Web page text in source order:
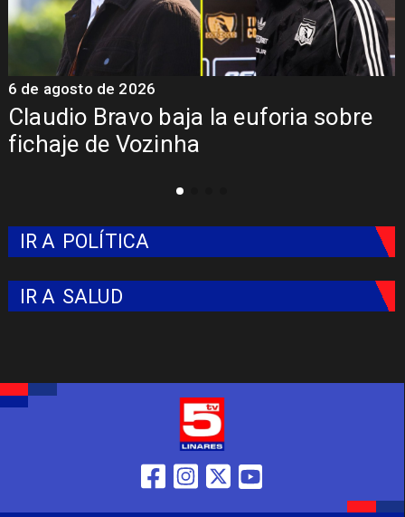
Claudio Bravo baja la euforia sobre
fichaje de Vozinha
6 de agosto de 2026
IR A POLÍTICA
IR A SALUD